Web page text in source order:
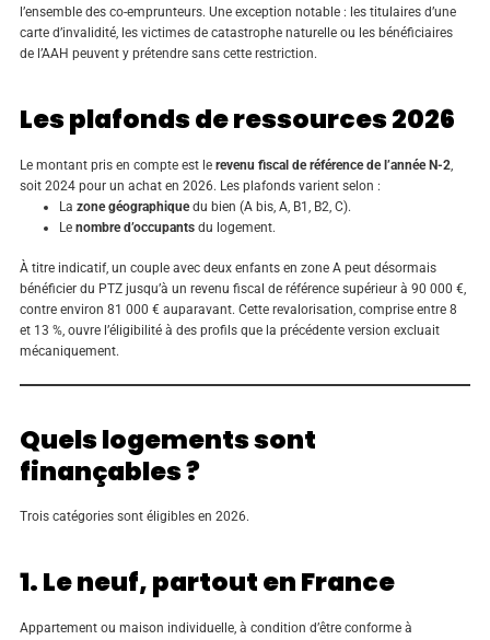
l’ensemble des co-emprunteurs. Une exception notable : les titulaires d’une
carte d’invalidité, les victimes de catastrophe naturelle ou les bénéficiaires
de l’AAH peuvent y prétendre sans cette restriction.
Les plafonds de ressources 2026
Le montant pris en compte est lerevenu fiscal de référence de l’année N-2,
soit 2024 pour un achat en 2026. Les plafonds varient selon :
Lazone géographiquedu bien (A bis, A, B1, B2, C).
Lenombre d’occupants du logement.
À titre indicatif, un couple avec deux enfants en zone A peut désormais
bénéficier du PTZ jusqu’à un revenu fiscal de référence supérieur à 90 000 €,
contre environ 81 000 € auparavant. Cette revalorisation, comprise entre 8
et 13 %, ouvre l’éligibilité à des profils que la précédente version excluait
mécaniquement.
Quels logements sont
finançables ?
Trois catégories sont éligibles en 2026.
1. Le neuf, partout en France
Appartement ou maison individuelle, à condition d’être conforme à